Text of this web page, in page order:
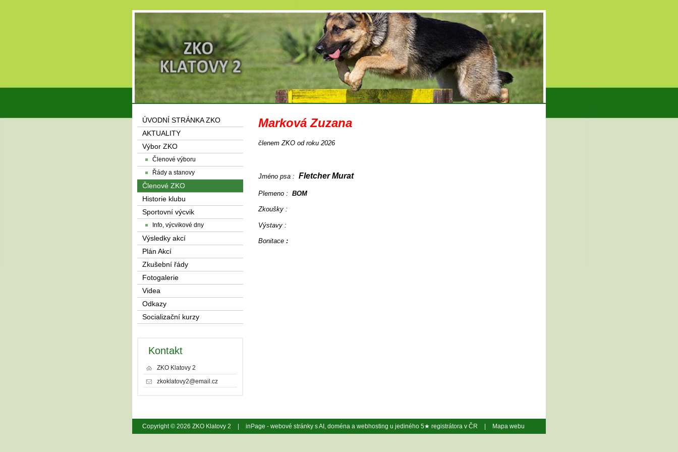
Marková Zuzana
členem ZKO od roku 2026
Jméno psa : Fletcher Murat
Plemeno : BOM
Zkoušky :
Výstavy :
Bonitace :
ÚVODNÍ STRÁNKA ZKO
AKTUALITY
Výbor ZKO
Členové výboru
Řády a stanovy
Členové ZKO
Historie klubu
Sportovní výcvik
Info, výcvikové dny
Výsledky akcí
Plán Akcí
Zkušební řády
Fotogalerie
Videa
Odkazy
Socializační kurzy
Kontakt
ZKO Klatovy 2
zkoklatovy2@email.cz
Copyright © 2026 ZKO Klatovy 2 inPage - webové stránky s AI, doména a webhosting u jediného 5★ registrátora v ČR Mapa webu